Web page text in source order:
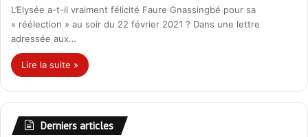
L’Elysée a-t-il vraiment félicité Faure Gnassingbé pour sa
« réélection » au soir du 22 février 2021 ? Dans une lettre
adressée aux…
Lire la suite »
Derniers articles